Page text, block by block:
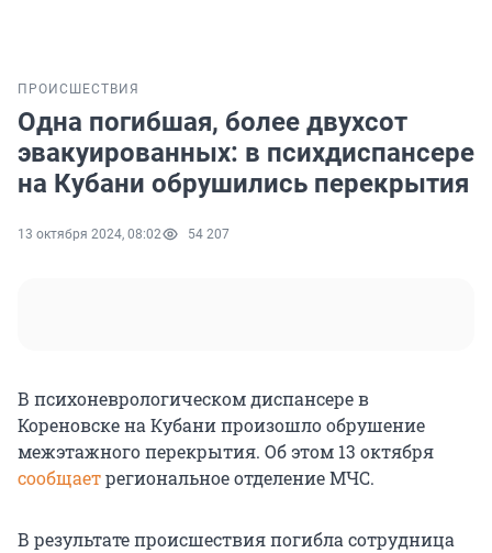
ПРОИСШЕСТВИЯ
Одна погибшая, более двухсот
эвакуированных: в психдиспансере
на Кубани обрушились перекрытия
13 октября 2024, 08:02 54 207
В психоневрологическом диспансере в
Кореновске на Кубани произошло обрушение
межэтажного перекрытия. Об этом 13 октября
сообщаетрегиональное отделение МЧС.
В результате происшествия погибла сотрудница